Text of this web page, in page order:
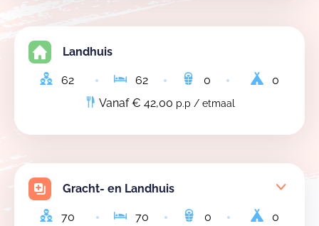
Landhuis
62 62 0
0
Vanaf € 42,00 p.p / etmaal
Gracht- en Landhuis
70 70 0
0